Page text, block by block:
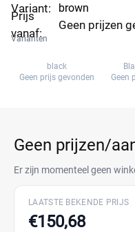
Variant:
Prijs
vanaf:
brown
Geen prijzen
Varianten
black
Geen prijs gevonden
Geen
Geen prijzen/
Er zijn momenteel geen
LAATSTE BEKENDE PRIJS
€150,68